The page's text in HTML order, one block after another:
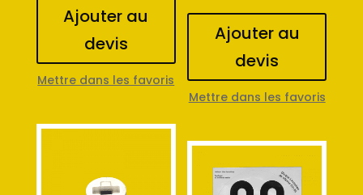
Ajouter au
devis
Mettre dans les favoris
Ajouter au
devis
Mettre dans les favoris